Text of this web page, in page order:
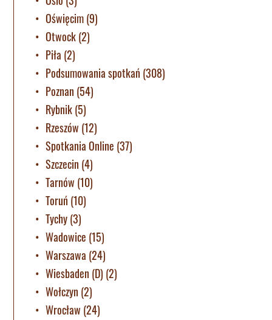
Oświęcim(9)
Otwock(2)
Piła (2)
Podsumowania spotkań (308)
Poznan (54)
Rybnik(5)
Rzeszów (12)
Spotkania Online (37)
Szczecin (4)
Tarnów (10)
Toruń (10)
Tychy(3)
Wadowice (15)
Warszawa (24)
Wiesbaden (D) (2)
Wołczyn (2)
Wrocław (24)